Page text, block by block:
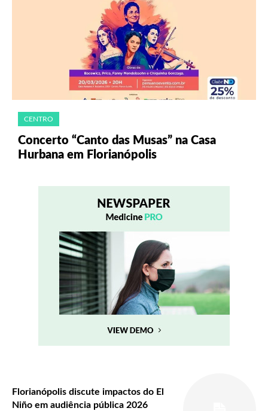
CENTRO
Concerto “Canto das Musas” na Casa
Hurbana em Florianópolis
Florianópolis discute impactos do El
Niño em audiência pública 2026